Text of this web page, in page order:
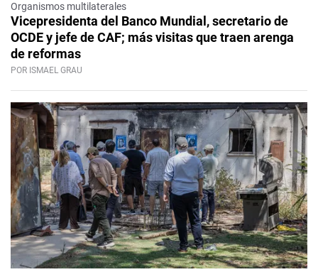
Organismos multilaterales
Vicepresidenta del Banco Mundial, secretario de
OCDE y jefe de CAF; más visitas que traen arenga
de reformas
POR ISMAEL GRAU